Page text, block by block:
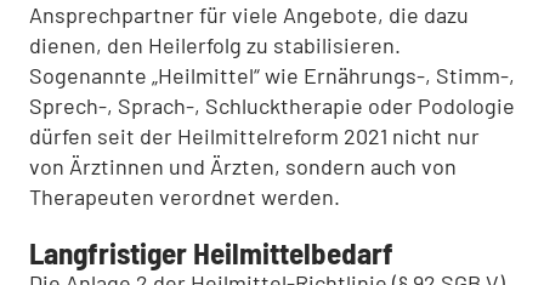
Ansprechpartner für viele Angebote, die dazu
dienen, den Heilerfolg zu stabilisieren.
Sogenannte „Heilmittel“ wie Ernährungs-, Stimm-,
Sprech-, Sprach-, Schlucktherapie oder Podologie
dürfen seit der Heilmittelreform 2021 nicht nur
von Ärztinnen und Ärzten, sondern auch von
Therapeuten verordnet werden.
Langfristiger Heilmittelbedarf